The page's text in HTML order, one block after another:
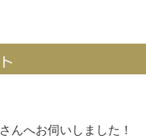
んへお伺いしました！